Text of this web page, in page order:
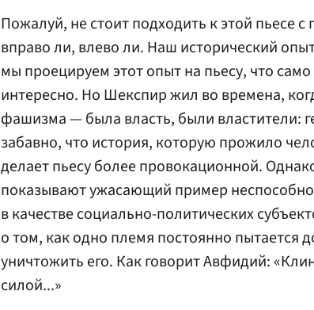
Пожалуй, не стоит подходить к этой пьесе
вправо ли, влево ли. Наш исторический
мы проецируем этот опыт на пьесу, что
интересно. Но Шекспир жил во времена,
фашизма — была власть, были властители:
забавно, что история, которую прожило
делает пьесу более провокационной.
показывают ужасающий пример
в качестве социально-политических
о том, как одно племя постоянно пытается
уничтожить его. Как говорит Авфидий:
силой...»